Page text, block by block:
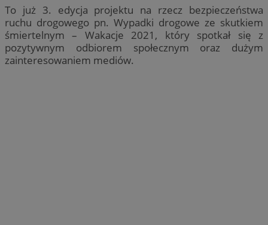
To już 3. edycja projektu na rzecz bezpieczeństwa
ruchu drogowego pn. Wypadki drogowe ze skutkiem
śmiertelnym – Wakacje 2021, który spotkał się z
pozytywnym odbiorem społecznym oraz dużym
zainteresowaniem mediów.